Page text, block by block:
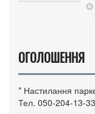
ОГОЛОШЕННЯ
* Настилання
Тел. 050-204-13-